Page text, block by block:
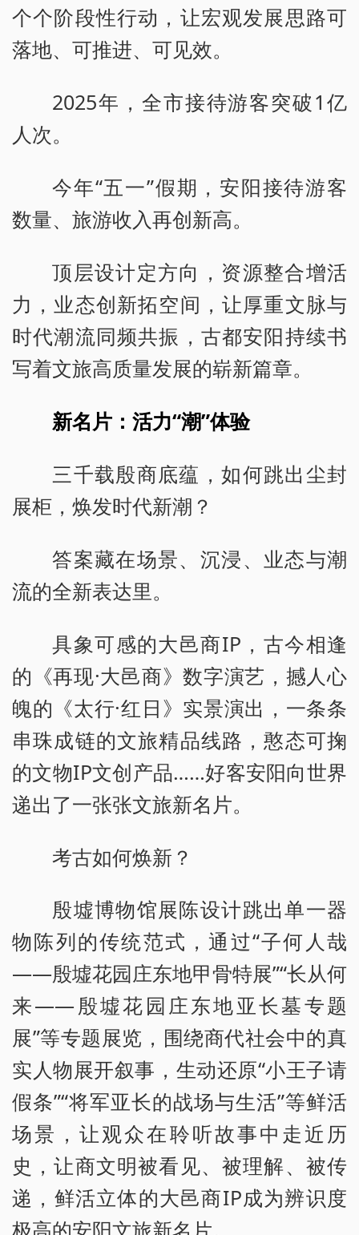
个个阶段性行动，让宏观发展思路可
落地、可推进、可见效。
2025年，全市接待游客突破1亿
人次。
今年“五一”假期，安阳接待游客
数量、旅游收入再创新高。
顶层设计定方向，资源整合增活
力，业态创新拓空间，让厚重文脉与
时代潮流同频共振，古都安阳持续书
写着文旅高质量发展的崭新篇章。
新名片：活力“潮”体验
三千载殷商底蕴，如何跳出尘封
展柜，焕发时代新潮？
答案藏在场景、沉浸、业态与潮
流的全新表达里。
具象可感的大邑商IP，古今相逢
的《再现·大邑商》数字演艺，撼人心
魄的《太行·红日》实景演出，一条条
串珠成链的文旅精品线路，憨态可掬
的文物IP文创产品……好客安阳向世界
递出了一张张文旅新名片。
考古如何焕新？
殷墟博物馆展陈设计跳出单一器
物陈列的传统范式，通过“子何人哉
——殷墟花园庄东地甲骨特展”“长从何
来——殷墟花园庄东地亚长墓专题
展”等专题展览，围绕商代社会中的真
实人物展开叙事，生动还原“小王子请
假条”“将军亚长的战场与生活”等鲜活
场景，让观众在聆听故事中走近历
史，让商文明被看见、被理解、被传
递，鲜活立体的大邑商IP成为辨识度